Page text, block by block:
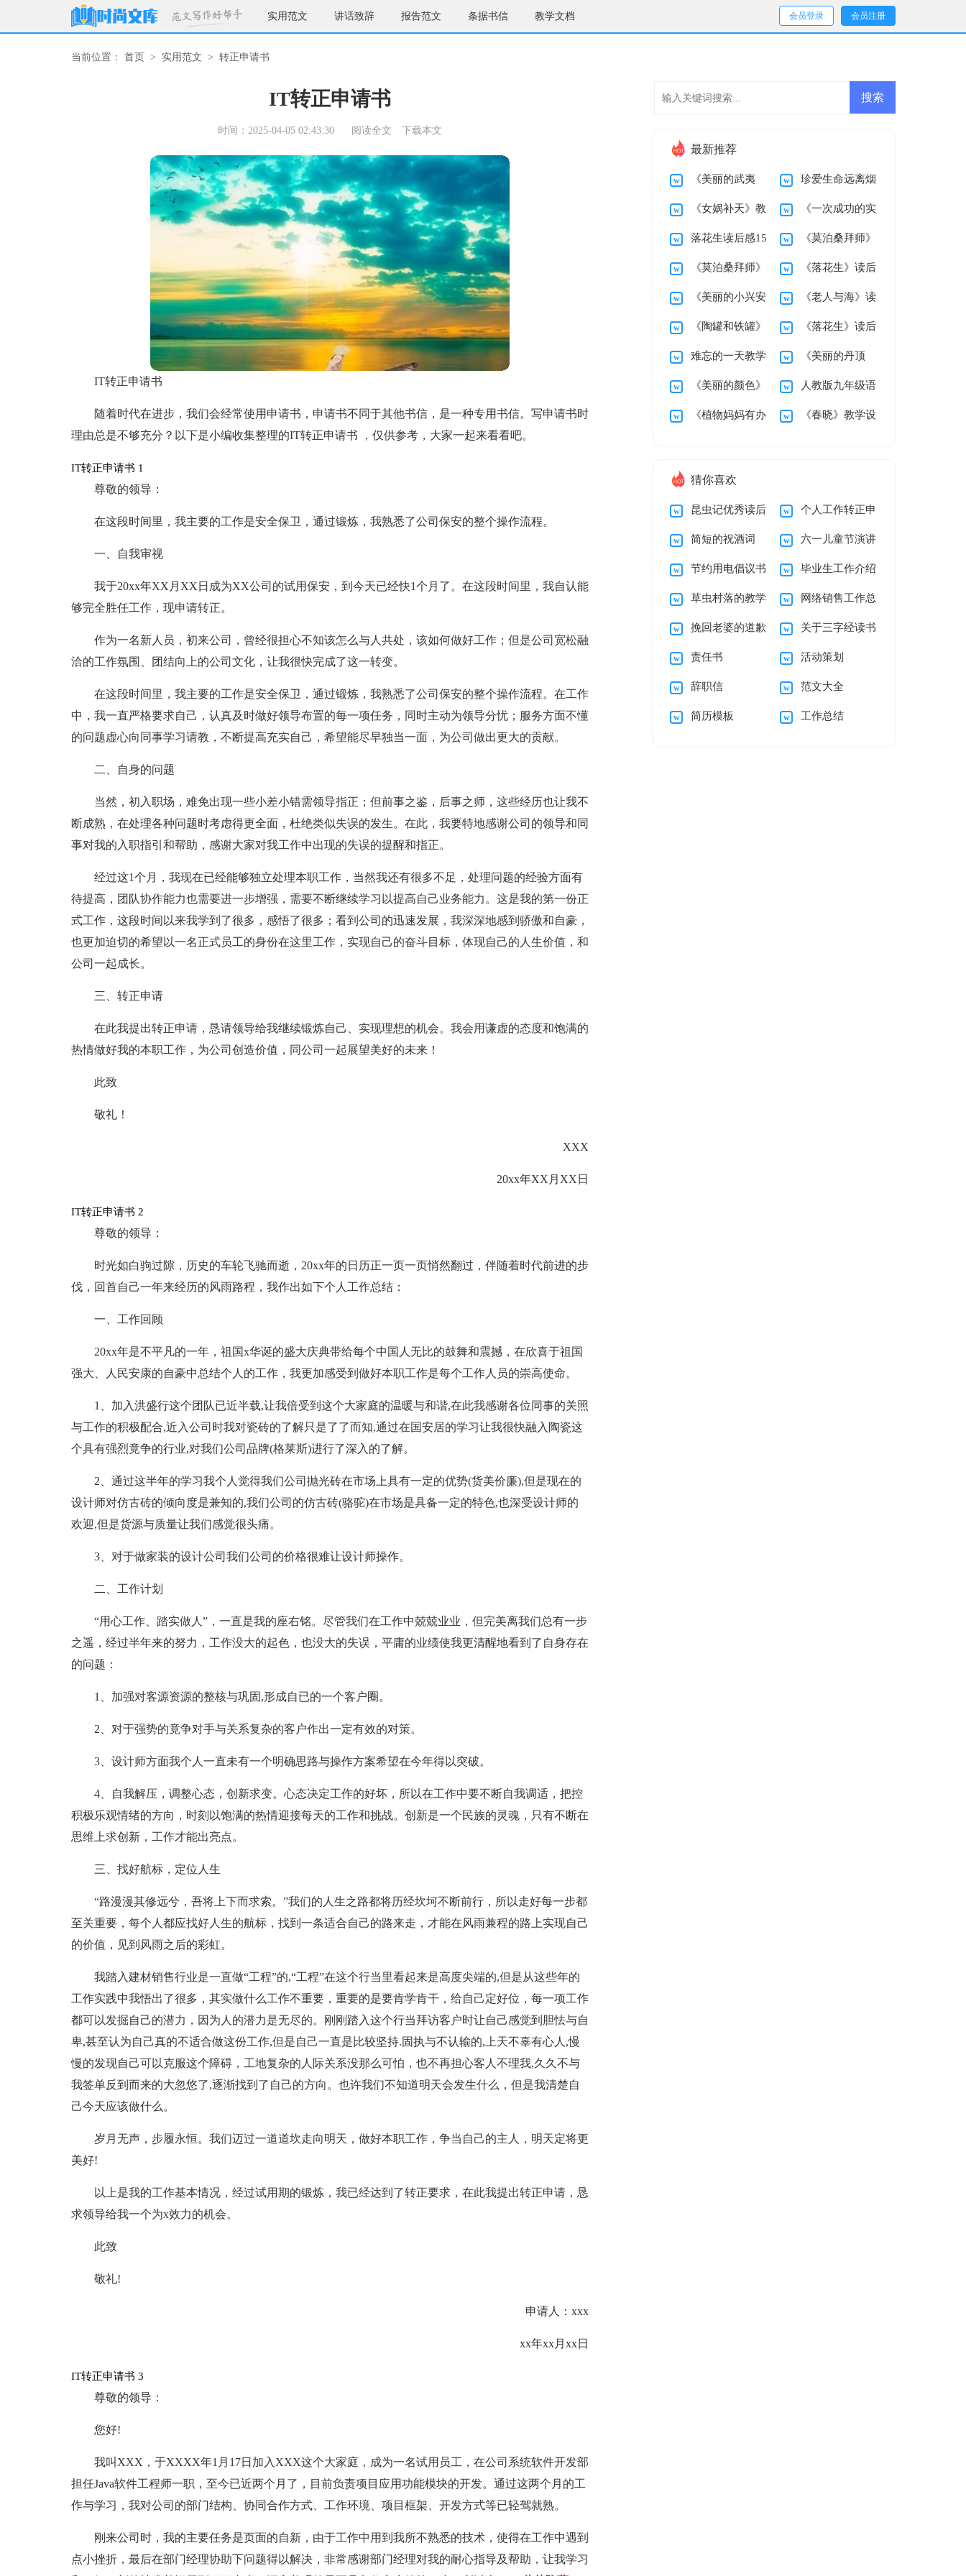
实用范文 讲话致辞 报告范文 条据书信 教学文档 会员登录 会员注册
当前位置： 首页 > 实用范文 > 转正申请书
IT转正申请书
时间：2025-04-05 02:43:30 阅读全文 下载本文
IT转正申请书
随着时代在进步，我们会经常使用申请书，申请书不同于其他书信，是一种专用书信。写申请书时
理由总是不够充分？以下是小编收集整理的IT转正申请书 ，仅供参考，大家一起来看看吧。
IT转正申请书 1
尊敬的领导：
在这段时间里，我主要的工作是安全保卫，通过锻炼，我熟悉了公司保安的整个操作流程。
一、自我审视
我于20xx年XX月XX日成为XX公司的试用保安，到今天已经快1个月了。在这段时间里，我自认能
够完全胜任工作，现申请转正。
作为一名新人员，初来公司，曾经很担心不知该怎么与人共处，该如何做好工作；但是公司宽松融
洽的工作氛围、团结向上的公司文化，让我很快完成了这一转变。
在这段时间里，我主要的工作是安全保卫，通过锻炼，我熟悉了公司保安的整个操作流程。在工作
中，我一直严格要求自己，认真及时做好领导布置的每一项任务，同时主动为领导分忧；服务方面不懂
的问题虚心向同事学习请教，不断提高充实自己，希望能尽早独当一面，为公司做出更大的贡献。
二、自身的问题
当然，初入职场，难免出现一些小差小错需领导指正；但前事之鉴，后事之师，这些经历也让我不
断成熟，在处理各种问题时考虑得更全面，杜绝类似失误的发生。在此，我要特地感谢公司的领导和同
事对我的入职指引和帮助，感谢大家对我工作中出现的失误的提醒和指正。
经过这1个月，我现在已经能够独立处理本职工作，当然我还有很多不足，处理问题的经验方面有
待提高，团队协作能力也需要进一步增强，需要不断继续学习以提高自己业务能力。这是我的第一份正
式工作，这段时间以来我学到了很多，感悟了很多；看到公司的迅速发展，我深深地感到骄傲和自豪，
也更加迫切的希望以一名正式员工的身份在这里工作，实现自己的奋斗目标，体现自己的人生价值，和
公司一起成长。
三、转正申请
在此我提出转正申请，恳请领导给我继续锻炼自己、实现理想的机会。我会用谦虚的态度和饱满的
热情做好我的本职工作，为公司创造价值，同公司一起展望美好的未来！
此致
敬礼！
XXX
20xx年XX月XX日
IT转正申请书 2
尊敬的领导：
时光如白驹过隙，历史的车轮飞驰而逝，20xx年的日历正一页一页悄然翻过，伴随着时代前进的步
伐，回首自己一年来经历的风雨路程，我作出如下个人工作总结：
一、工作回顾
20xx年是不平凡的一年，祖国x华诞的盛大庆典带给每个中国人无比的鼓舞和震撼，在欣喜于祖国
强大、人民安康的自豪中总结个人的工作，我更加感受到做好本职工作是每个工作人员的崇高使命。
1、加入洪盛行这个团队已近半载,让我倍受到这个大家庭的温暖与和谐,在此我感谢各位同事的关照
与工作的积极配合,近入公司时我对瓷砖的了解只是了了而知,通过在国安居的学习让我很快融入陶瓷这
个具有强烈竟争的行业,对我们公司品牌(格莱斯)进行了深入的了解。
2、通过这半年的学习我个人觉得我们公司抛光砖在市场上具有一定的优势(货美价廉),但是现在的
设计师对仿古砖的倾向度是兼知的,我们公司的仿古砖(骆驼)在市场是具备一定的特色,也深受设计师的
欢迎,但是货源与质量让我们感觉很头痛。
3、对于做家装的设计公司我们公司的价格很难让设计师操作。
二、工作计划
“用心工作、踏实做人”，一直是我的座右铭。尽管我们在工作中兢兢业业，但完美离我们总有一步
之遥，经过半年来的努力，工作没大的起色，也没大的失误，平庸的业绩使我更清醒地看到了自身存在
的问题：
1、加强对客源资源的整核与巩固,形成自已的一个客户圈。
2、对于强势的竟争对手与关系复杂的客户作出一定有效的对策。
3、设计师方面我个人一直未有一个明确思路与操作方案希望在今年得以突破。
4、自我解压，调整心态，创新求变。心态决定工作的好坏，所以在工作中要不断自我调适，把控
积极乐观情绪的方向，时刻以饱满的热情迎接每天的工作和挑战。创新是一个民族的灵魂，只有不断在
思维上求创新，工作才能出亮点。
三、找好航标，定位人生
“路漫漫其修远兮，吾将上下而求索。”我们的人生之路都将历经坎坷不断前行，所以走好每一步都
至关重要，每个人都应找好人生的航标，找到一条适合自己的路来走，才能在风雨兼程的路上实现自己
的价值，见到风雨之后的彩虹。
我踏入建材销售行业是一直做“工程”的,“工程”在这个行当里看起来是高度尖端的,但是从这些年的
工作实践中我悟出了很多，其实做什么工作不重要，重要的是要肯学肯干，给自己定好位，每一项工作
都可以发掘自己的潜力，因为人的潜力是无尽的。刚刚踏入这个行当拜访客户时让自己感觉到胆怯与自
卑,甚至认为自己真的不适合做这份工作,但是自己一直是比较坚持.固执与不认输的,上天不辜有心人,慢
慢的发现自己可以克服这个障碍，工地复杂的人际关系没那么可怕，也不再担心客人不理我,久久不与
我签单反到而来的大忽悠了,逐渐找到了自己的方向。也许我们不知道明天会发生什么，但是我清楚自
己今天应该做什么。
岁月无声，步履永恒。我们迈过一道道坎走向明天，做好本职工作，争当自己的主人，明天定将更
美好!
以上是我的工作基本情况，经过试用期的锻炼，我已经达到了转正要求，在此我提出转正申请，恳
求领导给我一个为x效力的机会。
此致
敬礼!
申请人：xxx
xx年xx月xx日
IT转正申请书 3
尊敬的领导：
您好!
我叫XXX，于XXXX年1月17日加入XXX这个大家庭，成为一名试用员工，在公司系统软件开发部
担任Java软件工程师一职，至今已近两个月了，目前负责项目应用功能模块的开发。通过这两个月的工
作与学习，我对公司的部门结构、协同合作方式、工作环境、项目框架、开发方式等已轻驾就熟。
刚来公司时，我的主要任务是页面的自新，由于工作中用到我所不熟悉的技术，使得在工作中遇到
点小挫折，最后在部门经理协助下问题得以解决，非常感谢部门经理对我的耐心指导及帮助，让我学习
最新推荐
《美丽的武夷
山》教学设计
珍爱生命远离烟
草演讲稿
《女娲补天》教
学设计
《一次成功的实
验》教学设计
落花生读后感15
篇
《莫泊桑拜师》
教学设计
《莫泊桑拜师》
教学反思
《落花生》读后
感15篇
《美丽的小兴安
岭》第二课时教学设
计
《老人与海》读
后感200字
《陶罐和铁罐》
教学设计15篇
《落花生》读后
感
难忘的一天教学
设计
《美丽的丹顶
鹤》教学设计
《美丽的颜色》
教学设计
人教版九年级语
文上册《雨说》教学
《植物妈妈有办 《春晓》教学设
猜你喜欢
昆虫记优秀读后
感
个人工作转正申
请书
简短的祝酒词 六一儿童节演讲
稿汇编15篇
节约用电倡议书
(精选15篇)
毕业生工作介绍
信15篇
草虫村落的教学
反思15篇
网络销售工作总
结15篇
挽回老婆的道歉
信
关于三字经读书
心得
责任书 活动策划
辞职信 范文大全
简历模板 工作总结